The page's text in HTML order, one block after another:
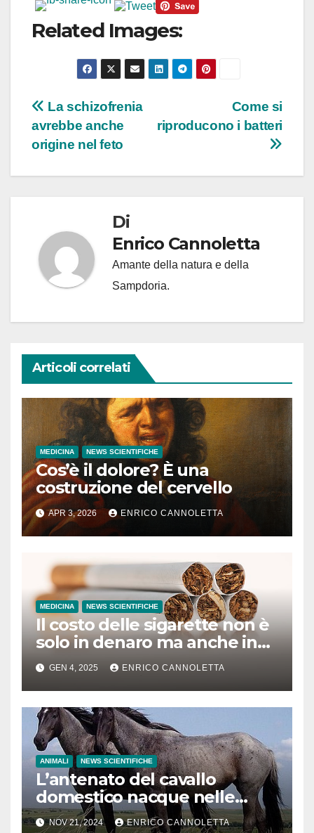
Related Images:
Navigazione
articoli
Come si
riproducono i batteri
La schizofrenia
avrebbe anche
origine nel feto
Di
Enrico Cannoletta
Amante della natura e della
Sampdoria.
Articoli correlati
MEDICINA NEWS SCIENTIFICHE
Cos’è il dolore? È una
costruzione del cervello
APR 3, 2026 ENRICO CANNOLETTA
MEDICINA NEWS SCIENTIFICHE
Il costo delle sigarette non è
solo in denaro ma anche in
tempo di vita
GEN 4, 2025 ENRICO CANNOLETTA
ANIMALI NEWS SCIENTIFICHE
L’antenato del cavallo
domestico nacque nelle
steppe del Mar Nero
NOV 21, 2024 ENRICO CANNOLETTA